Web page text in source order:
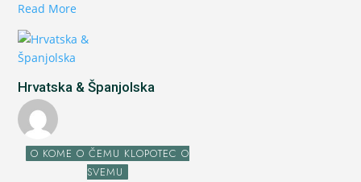
Read More
Hrvatska & Španjolska
O KOME O ČEMU KLOPOTEC O
SVEMU